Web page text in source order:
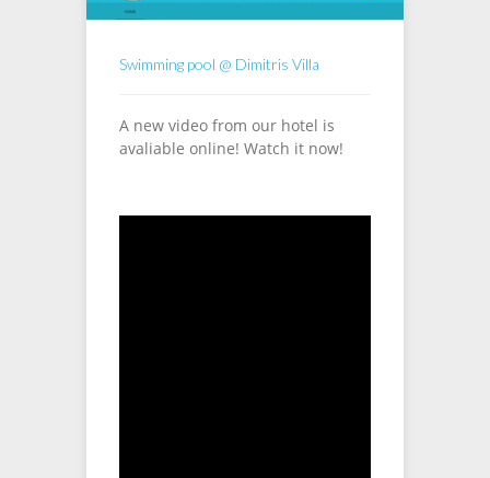
Swimming pool @ Dimitris Villa
A new video from our hotel is
avaliable online! Watch it now!